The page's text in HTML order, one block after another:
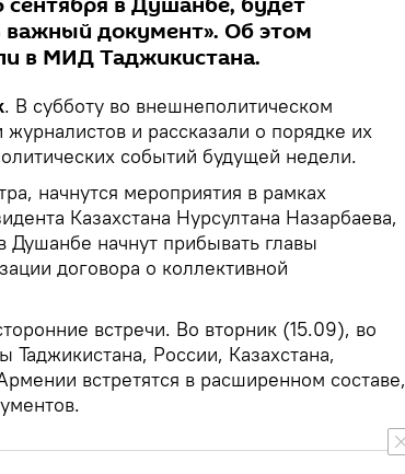
важный документ». Об этом
в МИД Таджикистана.
. В субботу во внешнеполитическом
и рассказали о порядке их
событий будущей недели.
начнутся мероприятия в рамках
Казахстана Нурсултана Назарбаева,
Душанбе начнут прибывать главы
договора о коллективной
встречи. Во вторник (15.09), во
Таджикистана, России, Казахстана,
встретятся в расширенном составе,